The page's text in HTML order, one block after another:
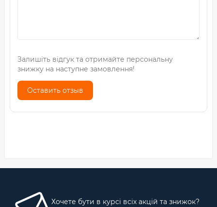
Залишіть відгук та отримайте персональну
знижку на наступне замовлення!
Оставить отзыв
Хочете бути в курсі всіх акцій та знижок?